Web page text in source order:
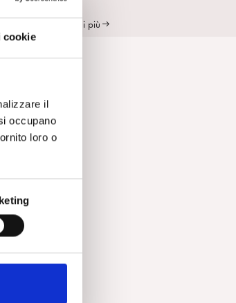
cookie
il
occupano
loro o
Scopri di più